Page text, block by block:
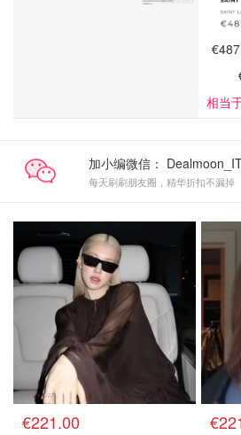
相当
加小编微信：
每天刷刷朋友圈，精华折扣不漏掉
€221.00